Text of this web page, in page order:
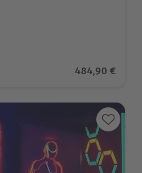
Aktueller
484,90 €